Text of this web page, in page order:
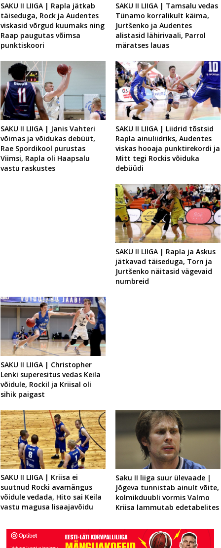
SAKU II LIIGA | Rapla jätkab
täiseduga, Rock ja Audentes
viskasid võrgud kuumaks ning
Raap paugutas võimsa
punktiskoori
SAKU II LIIGA | Tamsalu vedas
Tünamo korralikult käima,
Jurtšenko ja Audentes
alistasid lähirivaali, Parrol
märatses lauas
SAKU II LIIGA | Janis Vahteri
võimas ja võidukas debüüt,
Rae Spordikool purustas
Viimsi, Rapla oli Haapsalu
vastu raskustes
SAKU II LIIGA | Liidrid tõstsid
Rapla ainuliidriks, Audentes
viskas hooaja punktirekordi ja
Mitt tegi Rockis võiduka
debüüdi
SAKU II LIIGA | Rapla ja Askus
jätkavad täiseduga, Torn ja
Jurtšenko näitasid vägevaid
numbreid
SAKU II LIIGA | Christopher
Lenki superesitus vedas Keila
võidule, Rockil ja Kriisal oli
sihik paigast
SAKU II LIIGA | Kriisa ei
suutnud Rocki avamängus
võidule vedada, Hito sai Keila
vastu magusa lisaajavõidu
Saku II liiga suur ülevaade |
Jõgeva tunnistab ainult võite,
kolmikduubli vormis Valmo
Kriisa lammutab edetabelites